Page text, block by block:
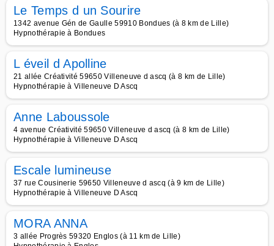
Le Temps d un Sourire
1342 avenue Gén de Gaulle 59910 Bondues (à 8 km de Lille)
Hypnothérapie à Bondues
L éveil d Apolline
21 allée Créativité 59650 Villeneuve d ascq (à 8 km de Lille)
Hypnothérapie à Villeneuve D Ascq
Anne Laboussole
4 avenue Créativité 59650 Villeneuve d ascq (à 8 km de Lille)
Hypnothérapie à Villeneuve D Ascq
Escale lumineuse
37 rue Cousinerie 59650 Villeneuve d ascq (à 9 km de Lille)
Hypnothérapie à Villeneuve D Ascq
MORA ANNA
3 allée Progrès 59320 Englos (à 11 km de Lille)